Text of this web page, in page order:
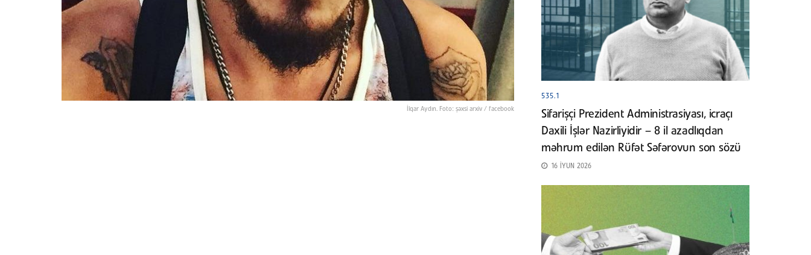
İlqar Aydın. Foto: şəxsi arxiv / facebook
535.1
Sifarişçi Prezident Administrasiyası, icraçı
Daxili İşlər Nazirliyidir – 8 il azadlıqdan
məhrum edilən Rüfət Səfərovun son sözü
16 İYUN 2026